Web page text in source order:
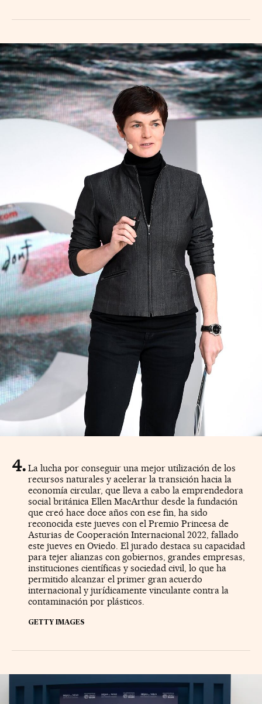
La lucha por conseguir una mejor utilización de los
recursos naturales y acelerar la transición hacia la
economía circular, que lleva a cabo la emprendedora
social británica Ellen MacArthur desde la fundación
que creó hace doce años con ese fin, ha sido
reconocida este jueves con el Premio Princesa de
Asturias de Cooperación Internacional 2022, fallado
este jueves en Oviedo. El jurado destaca su capacidad
para tejer alianzas con gobiernos, grandes empresas,
instituciones científicas y sociedad civil, lo que ha
permitido alcanzar el primer gran acuerdo
internacional y jurídicamente vinculante contra la
contaminación por plásticos.
GETTY IMAGES